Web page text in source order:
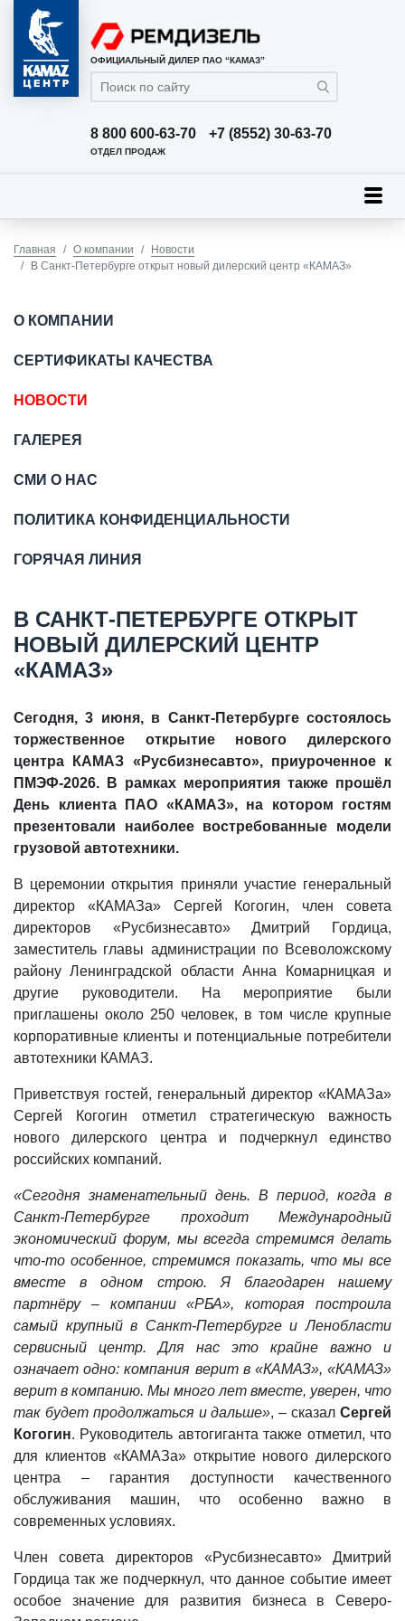
ОФИЦИАЛЬНЫЙ ДИЛЕР ПАО “КАМАЗ”
8 800 600-63-70 +7 (8552) 30-63-70
ОТДЕЛ ПРОДАЖ
Главная О компании
Новости
В Санкт-Петербурге открыт новый дилерский центр «КАМАЗ»
О КОМПАНИИ
СЕРТИФИКАТЫ КАЧЕСТВА
НОВОСТИ
ГАЛЕРЕЯ
СМИ О НАС
ПОЛИТИКА КОНФИДЕНЦИАЛЬНОСТИ
ГОРЯЧАЯ ЛИНИЯ
В САНКТ-ПЕТЕРБУРГЕ ОТКРЫТ
НОВЫЙ ДИЛЕРСКИЙ ЦЕНТР
«КАМАЗ»
Сегодня, 3 июня, в Санкт-Петербурге состоялось
торжественное открытие нового дилерского
центра КАМАЗ «Русбизнесавто», приуроченное к
ПМЭФ-2026. В рамках мероприятия также прошёл
День клиента ПАО «КАМАЗ», на котором гостям
презентовали наиболее востребованные модели
грузовой автотехники.
В церемонии открытия приняли участие генеральный
директор «КАМАЗа» Сергей Когогин, член совета
директоров «Русбизнесавто» Дмитрий Гордица,
заместитель главы администрации по Всеволожскому
району Ленинградской области Анна Комарницкая и
другие руководители. На мероприятие были
приглашены около 250 человек, в том числе крупные
корпоративные клиенты и потенциальные потребители
автотехники КАМАЗ.
Приветствуя гостей, генеральный директор «КАМАЗа»
Сергей Когогин отметил стратегическую важность
нового дилерского центра и подчеркнул единство
российских компаний.
«Сегодня знаменательный день. В период, когда в
Санкт-Петербурге проходит Международный
экономический форум, мы всегда стремимся делать
что-то особенное, стремимся показать, что мы все
вместе в одном строю. Я благодарен нашему
партнёру – компании «РБА», которая построила
самый крупный в Санкт-Петербурге и Ленобласти
сервисный центр. Для нас это крайне важно и
означает одно: компания верит в «КАМАЗ», «КАМАЗ»
верит в компанию. Мы много лет вместе, уверен, что
так будет продолжаться и дальше», – сказалСергей
Когогин. Руководитель автогиганта также отметил, что
для клиентов «КАМАЗа» открытие нового дилерского
центра – гарантия доступности качественного
обслуживания машин, что особенно важно в
современных условиях.
Член совета директоров «Русбизнесавто» Дмитрий
Гордица так же подчеркнул, что данное событие имеет
особое значение для развития бизнеса в Северо-